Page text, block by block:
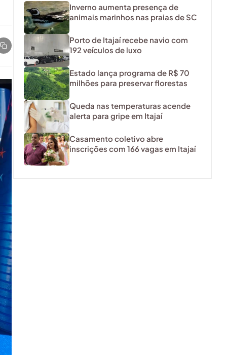
Inverno aumenta presença de
animais marinhos nas praias de SC
Porto de Itajaí recebe navio com
192 veículos de luxo
Estado lança programa de R$ 70
milhões para preservar florestas
Queda nas temperaturas acende
alerta para gripe em Itajaí
Casamento coletivo abre
inscrições com 166 vagas em Itajaí